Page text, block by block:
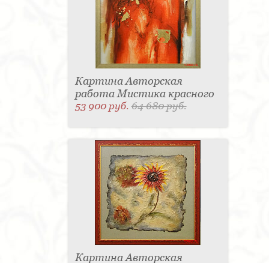
Картина Авторская
работа Мистика красного
53 900 руб.64 680 руб.
Картина Авторская